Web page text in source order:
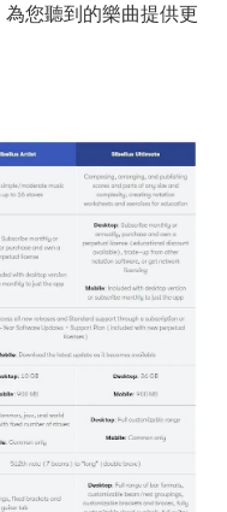
您聽到的樂曲提供更